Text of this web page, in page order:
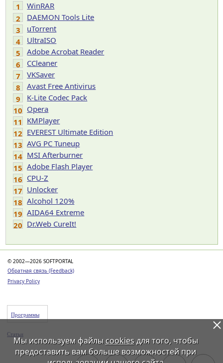
1
WinRAR
2
DAEMON Tools Lite
3
uTorrent
4
UltraISO
5
Adobe Acrobat Reader
6
CCleaner
7
VKSaver
8
Avast Free Antivirus
9
K-Lite Codec Pack
10 Opera
11 KMPlayer
12 EVEREST Ultimate Edition
13 AVG PC Tuneup
14 MSI Afterburner
15 Adobe Flash Player
16 CPU-Z
17 Unlocker
18 Alcohol 120%
19 AIDA64 Extreme
20 Dr.Web CureIt!
© 2002—2026 SOFTPORTAL
Обратная связь (Feedback)
Privacy Policy
Программы
Статьи
Мы используем файлы cookiesдля того, чтобы
предоставить вам больше возможностей при